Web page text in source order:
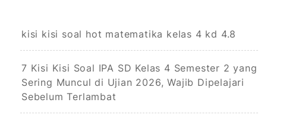
kisi kisi soal hot matematika kelas 4 kd 4.8
7 Kisi Kisi Soal IPA SD Kelas 4 Semester 2 yang
Sering Muncul di Ujian 2026, Wajib Dipelajari
Sebelum Terlambat